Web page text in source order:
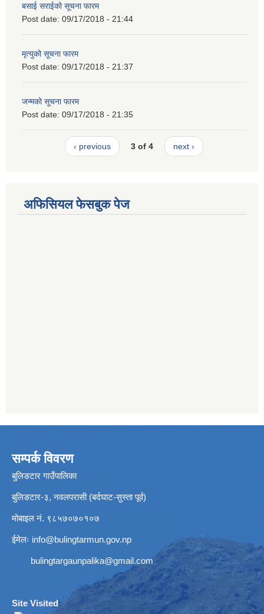
बसाई सराईको सूचना फारम
Post date: 09/17/2018 - 21:44
मृत्युको सूचना फारम
Post date: 09/17/2018 - 21:37
जन्मको सूचना फारम
Post date: 09/17/2018 - 21:35
‹ previous 3 of 4 next ›
अफिसियल फेसबुक पेज
सम्पर्क विवरण
बुलिङटार गाउँपालिका
बुलिङटार-३, नवलपरासी (बर्दघाट-सुस्ता पूर्व)
मोबाइल नं. ९८५७०७०१०७
ईमेलः info@bulingtarmun.gov.np
bulingtargaunpalika@gmail.com
Site Visited: